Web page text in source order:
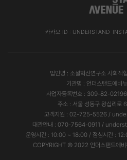
카카오 ID : UNDERSTAND
법인명 : 소셜혁신연구소 사회적
기관명 : 언더스탠드에비
사업자등록번호 : 309-82-02196
주소 : 서울 성동구 왕십리로
고객지원 : 02-725-5526 /
대관안내 : 070-7564-0911 /
운영시간 : 10:00 ~ 18:00 / 점심시간 :
COPYRIGHT © 2022 언더스탠드에